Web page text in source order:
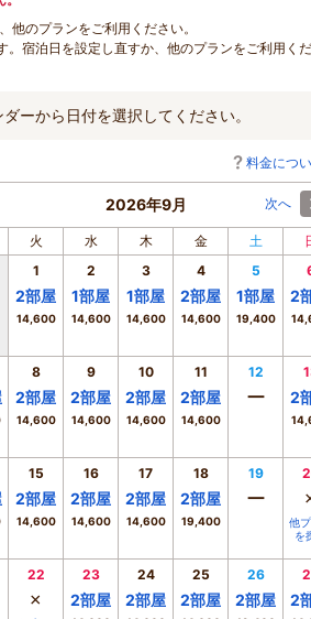
他のプランをご利用ください。
宿泊日を設定し直すか、他のプランをご利用く
ーから日付を選択してください。
料金につ
2026年9月 次へ
火 水 木 金 土
1
2部屋
14,600
2
1部屋
14,600
3
1部屋
14,600
4
2部屋
14,600
5
1部屋
19,400
2
8
2部屋
14,600
9
2部屋
14,600
10
2部屋
14,600
11
2部屋
14,600
12
ー 2
15
2部屋
14,600
16
2部屋
14,600
17
2部屋
14,600
18
2部屋
19,400
19
ー
他
を
22
×
23
2部屋
24
2部屋
25
2部屋
26
2部屋 2